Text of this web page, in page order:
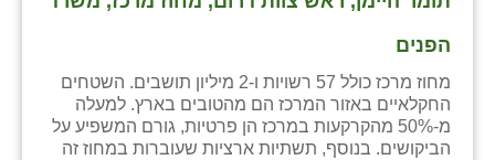
הפנים
מחוז מרכז כולל 57 רשויות ו-2 מיליון תושבים. השטחים
החקלאיים באזור המרכז הם מהטובים בארץ. למעלה
מ-50% מהקרקעות במרכז הן פרטיות, גורם המשפיע על
הביקושים. בנוסף, תשתיות ארציות שעוברות במחוז זה
רמת הדר
שבי ציון
שדה ורבורג